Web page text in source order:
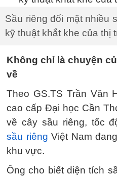
Sầu riêng đối mặt nhiều
kỹ thuật khắt khe của thị
Không chỉ là chuyện
về
Theo GS.TS Trần Văn
cao cấp Đại học Cần
về cây sầu riêng, tốc
sầu riêng Việt Nam
khu vực.
Ông cho biết diện tích